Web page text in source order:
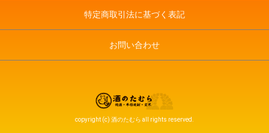
特定商取引法に基づく表記
お問い合わせ
copyright (c) 酒のたむら all rights reserved.